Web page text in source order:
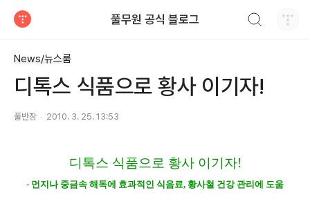
풀무원 공식 블로그
News/뉴스룸
디톡스 식품으로 황사 이기자!
풀반장 2010. 3. 25. 13:53
디톡스 식품으로 황사 이기자!
- 먼지나 중금속 해독에 효과적인 식음료, 황사철 건강 관리에 도움